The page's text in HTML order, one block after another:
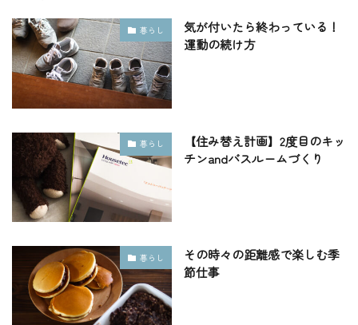
暮らし
気が付いたら終わっている！
運動の続け方
暮らし
【住み替え計画】2度目のキッ
チンandバスルームづくり
暮らし
その時々の距離感で楽しむ季
節仕事